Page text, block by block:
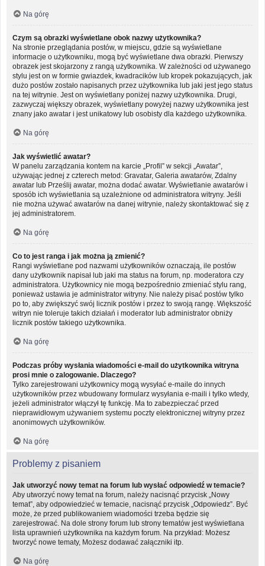
Na górę
Czym są obrazki wyświetlane obok nazwy użytkownika?
Na stronie przeglądania postów, w miejscu, gdzie są wyświetlane
informacje o użytkowniku, mogą być wyświetlane dwa obrazki. Pierwszy
obrazek jest skojarzony z rangą użytkownika. W zależności od używanego
stylu jest on w formie gwiazdek, kwadracików lub kropek pokazujących, jak
dużo postów zostało napisanych przez użytkownika lub jaki jest jego status
na tej witrynie. Jest on wyświetlany poniżej nazwy użytkownika. Drugi,
zazwyczaj większy obrazek, wyświetlany powyżej nazwy użytkownika jest
znany jako awatar i jest unikatowy lub osobisty dla każdego użytkownika.
Na górę
Jak wyświetlić awatar?
W panelu zarządzania kontem na karcie „Profil” w sekcji „Awatar”,
używając jednej z czterech metod: Gravatar, Galeria awatarów, Zdalny
awatar lub Prześlij awatar, można dodać awatar. Wyświetlanie awatarów i
sposób ich wyświetlania są uzależnione od administratora witryny. Jeśli
nie można używać awatarów na danej witrynie, należy skontaktować się z
jej administratorem.
Na górę
Co to jest ranga i jak można ją zmienić?
Rangi wyświetlane pod nazwami użytkowników oznaczają, ile postów
dany użytkownik napisał lub jaki ma status na forum, np. moderatora czy
administratora. Użytkownicy nie mogą bezpośrednio zmieniać stylu rang,
ponieważ ustawia je administrator witryny. Nie należy pisać postów tylko
po to, aby zwiększyć swój licznik postów i przez to swoją rangę. Większość
witryn nie toleruje takich działań i moderator lub administrator obniży
licznik postów takiego użytkownika.
Na górę
Podczas próby wysłania wiadomości e-mail do użytkownika witryna
prosi mnie o zalogowanie. Dlaczego?
Tylko zarejestrowani użytkownicy mogą wysyłać e-maile do innych
użytkowników przez wbudowany formularz wysyłania e-maili i tylko wtedy,
jeżeli administrator włączył tę funkcję. Ma to zabezpieczać przed
nieprawidłowym używaniem systemu poczty elektronicznej witryny przez
anonimowych użytkowników.
Na górę
Problemy z pisaniem
Jak utworzyć nowy temat na forum lub wysłać odpowiedź w temacie?
Aby utworzyć nowy temat na forum, należy nacisnąć przycisk „Nowy
temat”, aby odpowiedzieć w temacie, nacisnąć przycisk „Odpowiedz”. Być
może, że przed publikowaniem wiadomości trzeba będzie się
zarejestrować. Na dole strony forum lub strony tematów jest wyświetlana
lista uprawnień użytkownika na każdym forum. Na przykład: Możesz
tworzyć nowe tematy, Możesz dodawać załączniki itp.
Na górę